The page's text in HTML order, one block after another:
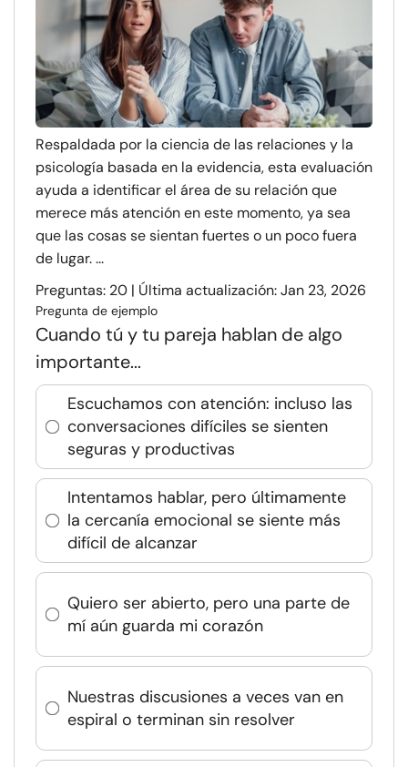
Respaldada por la ciencia de las relaciones y la
psicología basada en la evidencia, esta evaluación
ayuda a identificar el área de su relación que
merece más atención en este momento, ya sea
que las cosas se sientan fuertes o un poco fuera
de lugar. ...
Preguntas: 20 | Última actualización: Jan 23, 2026
Pregunta de ejemplo
Cuando tú y tu pareja hablan de algo
importante...
Escuchamos con atención: incluso las
conversaciones difíciles se sienten
seguras y productivas
Intentamos hablar, pero últimamente
la cercanía emocional se siente más
difícil de alcanzar
Quiero ser abierto, pero una parte de
mí aún guarda mi corazón
Nuestras discusiones a veces van en
espiral o terminan sin resolver